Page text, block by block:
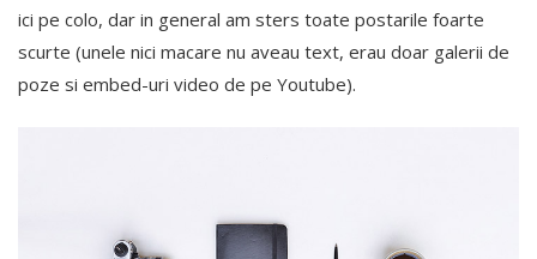
ici pe colo, dar in general am sters toate postarile foarte
scurte (unele nici macare nu aveau text, erau doar galerii de
poze si embed-uri video de pe Youtube).